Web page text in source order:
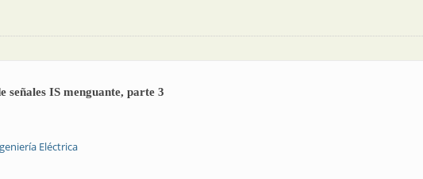
señales IS menguante, parte 3
Eléctrica